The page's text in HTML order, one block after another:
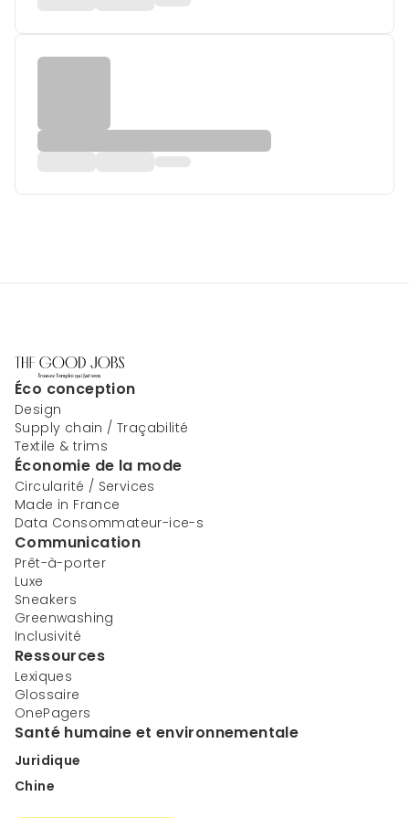
Éco conception
Design
Supply chain / Traçabilité
Textile & trims
Économie de la mode
Circularité / Services
Made in France
Data Consommateur-ice-s
Communication
Prêt-à-porter
Luxe
Sneakers
Greenwashing
Inclusivité
Ressources
Lexiques
Glossaire
OnePagers
Santé humaine et environnementale
Juridique
Chine